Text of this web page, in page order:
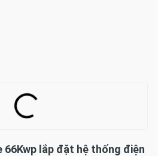
66Kwp lắp đặt hệ thống điện